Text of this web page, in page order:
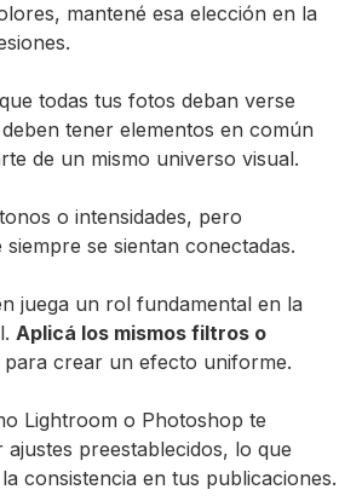
mantené esa elección en la
todas tus fotos deban verse
tener elementos en común
de un mismo universo visual.
o intensidades, pero
siempre se sientan conectadas.
juega un rol fundamental en la
Aplicá los mismos filtros o
para crear un efecto uniforme.
Lightroom o Photoshop te
preestablecidos, lo que
consistencia en tus publicaciones.